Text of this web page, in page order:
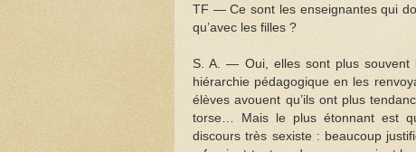
TF — Ce sont les enseignantes qui
qu’avec les filles ?
S. A. — Oui, elles sont plus souvent
hiérarchie pédagogique en les
élèves avouent qu’ils ont plus
torse… Mais le plus étonnant est
discours très sexiste : beaucoup